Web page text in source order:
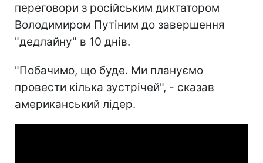
переговори з російським диктатором
Володимиром Путіним до завершення
"дедлайну" в 10 днів.
"Побачимо, що буде. Ми плануємо
провести кілька зустрічей", - сказав
американський лідер.